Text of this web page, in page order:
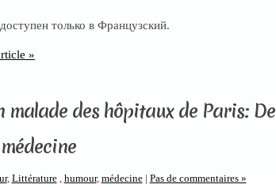
только в Французский.
»
malade des hôpitaux de Paris: De
, Littérature, humour, médecine | Pas de commentaires »